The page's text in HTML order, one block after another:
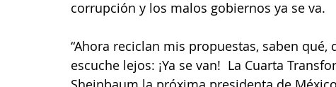
corrupción y los malos gobiernos ya se va.
“Ahora reciclan mis propuestas, saben
escuche lejos: ¡Ya se van!  La Cuarta